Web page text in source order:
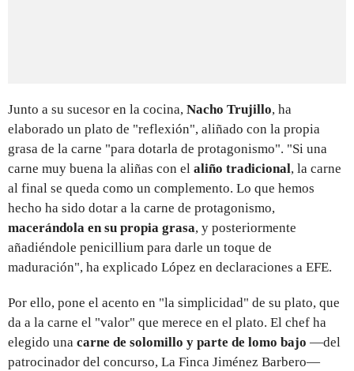
Junto a su sucesor en la cocina, Nacho Trujillo, ha
elaborado un plato de "reflexión", aliñado con la propia
grasa de la carne "para dotarla de protagonismo". "Si una
carne muy buena la aliñas con el aliño tradicional, la carne
al final se queda como un complemento. Lo que hemos
hecho ha sido dotar a la carne de protagonismo,
macerándola en su propia grasa, y posteriormente
añadiéndole penicillium para darle un toque de
maduración", ha explicado López en declaraciones a EFE.
Por ello, pone el acento en "la simplicidad" de su plato, que
da a la carne el "valor" que merece en el plato. El chef ha
elegido una carne de solomillo y parte de lomo bajo —del
patrocinador del concurso, La Finca Jiménez Barbero—